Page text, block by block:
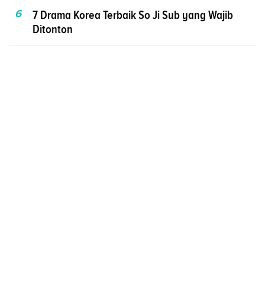
6
7 Drama Korea Terbaik So Ji Sub yang Wajib
Ditonton